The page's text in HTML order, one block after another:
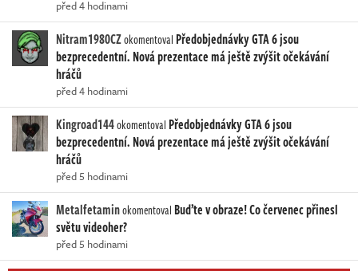
před 4 hodinami
Nitram1980CZokomentoval Předobjednávky GTA 6 jsou
bezprecedentní. Nová prezentace má ještě zvýšit očekávání
hráčů
před 4 hodinami
Kingroad144okomentoval Předobjednávky GTA 6 jsou
bezprecedentní. Nová prezentace má ještě zvýšit očekávání
hráčů
před 5 hodinami
Metalfetaminokomentoval Buďte v obraze! Co červenec přinesl
světu videoher?
před 5 hodinami